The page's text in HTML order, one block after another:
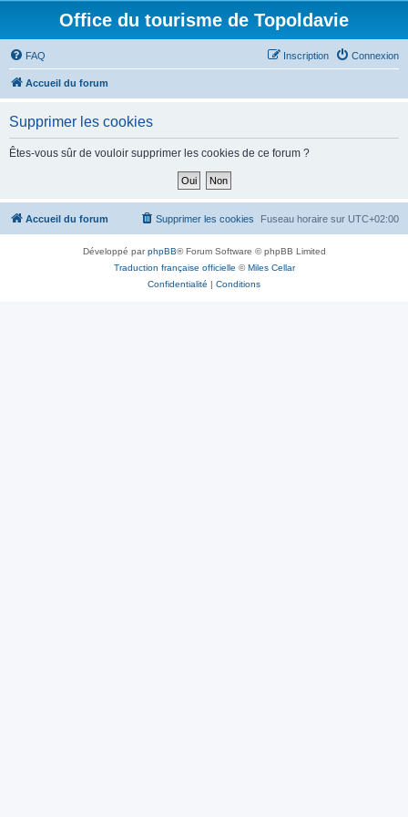
Office du tourisme de Topoldavie
FAQ Connexion
Inscription
Accueil du forum
Supprimer les cookies
Êtes-vous sûr de vouloir supprimer les cookies de ce forum ?
Accueil du forum Fuseau horaire sur UTC+02:00
Supprimer les cookies
Développé parphpBB® Forum Software © phpBB Limited
Traduction française officielle ©Miles Cellar
Confidentialité | Conditions